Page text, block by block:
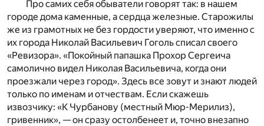
Про самих себя обыватели говорят так: в нашем
городе дома каменные, а сердца железные. Старожилы
же из грамотных не без гордости уверяют, что именно с
их города Николай Васильевич Гоголь списал своего
«Ревизора». «Покойный папашка Прохор Сергеича
самолично видел Николая Васильевича, когда они
проезжали через город». Здесь все зовут и знают людей
только по именам и отчествам. Если скажешь
извозчику: «К Чурбанову (местный Мюр-Мерилиз),
гривенник», — он сразу остолбенеет и, точно внезапно